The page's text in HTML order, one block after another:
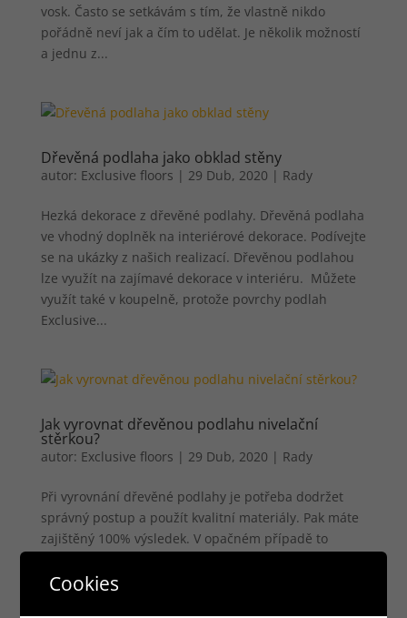
vosk. Často se setkávám s tím, že vlastně nikdo
pořádně neví jak a čím to udělat. Je několik možností
a jednu z...
Dřevěná podlaha jako obklad stěny
autor: Exclusive floors | 29 Dub, 2020 | Rady
Hezká dekorace z dřevěné podlahy. Dřevěná podlaha
ve vhodný doplněk na interiérové dekorace. Podívejte
se na ukázky z našich realizací. Dřevěnou podlahou
lze využít na zajímavé dekorace v interiéru. Můžete
využít také v koupelně, protože povrchy podlah
Exclusive...
Jak vyrovnat dřevěnou podlahu nivelační
stěrkou?
autor: Exclusive floors | 29 Dub, 2020 | Rady
Při vyrovnání dřevěné podlahy je potřeba dodržet
správný postup a použít kvalitní materiály. Pak máte
zajištěný 100% výsledek. V opačném případě to
stěrkováním. Nejprve je potřeba z dřevěné podlahy
Cookies